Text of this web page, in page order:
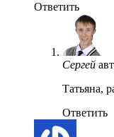
Ответить
Сергей
Татьяна,
Ответить